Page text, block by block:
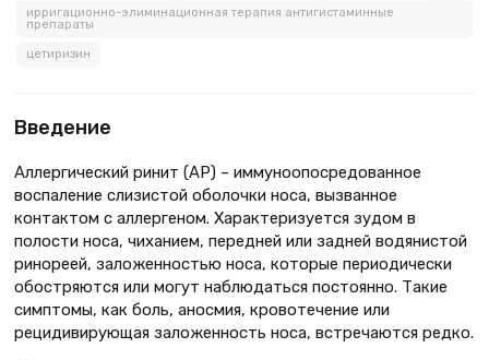
ирригационно-элиминационная терапия антигистаминные
препараты
цетиризин
Введение
Аллергический ринит (АР) – иммуноопосредованное
воспаление слизистой оболочки носа, вызванное
контактом с аллергеном. Характеризуется зудом в
полости носа, чиханием, передней или задней водянистой
ринореей, заложенностью носа, которые периодически
обостряются или могут наблюдаться постоянно. Такие
симптомы, как боль, аносмия, кровотечение или
рецидивирующая заложенность носа, встречаются редко.